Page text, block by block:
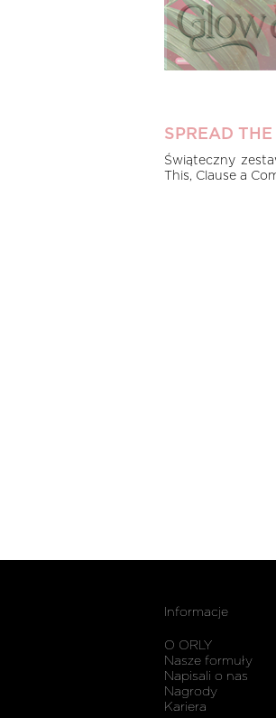
SPREAD
Świąteczny
This, Clause a
Informacje
O ORLY
Nasze formuły
Napisali o nas
Nagrody
Kariera